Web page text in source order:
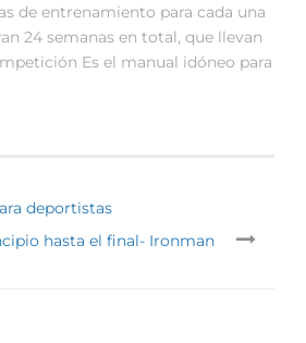
de entrenamiento para cada una
24 semanas en total, que llevan
Es el manual idóneo para
deportistas
hasta el final- Ironman